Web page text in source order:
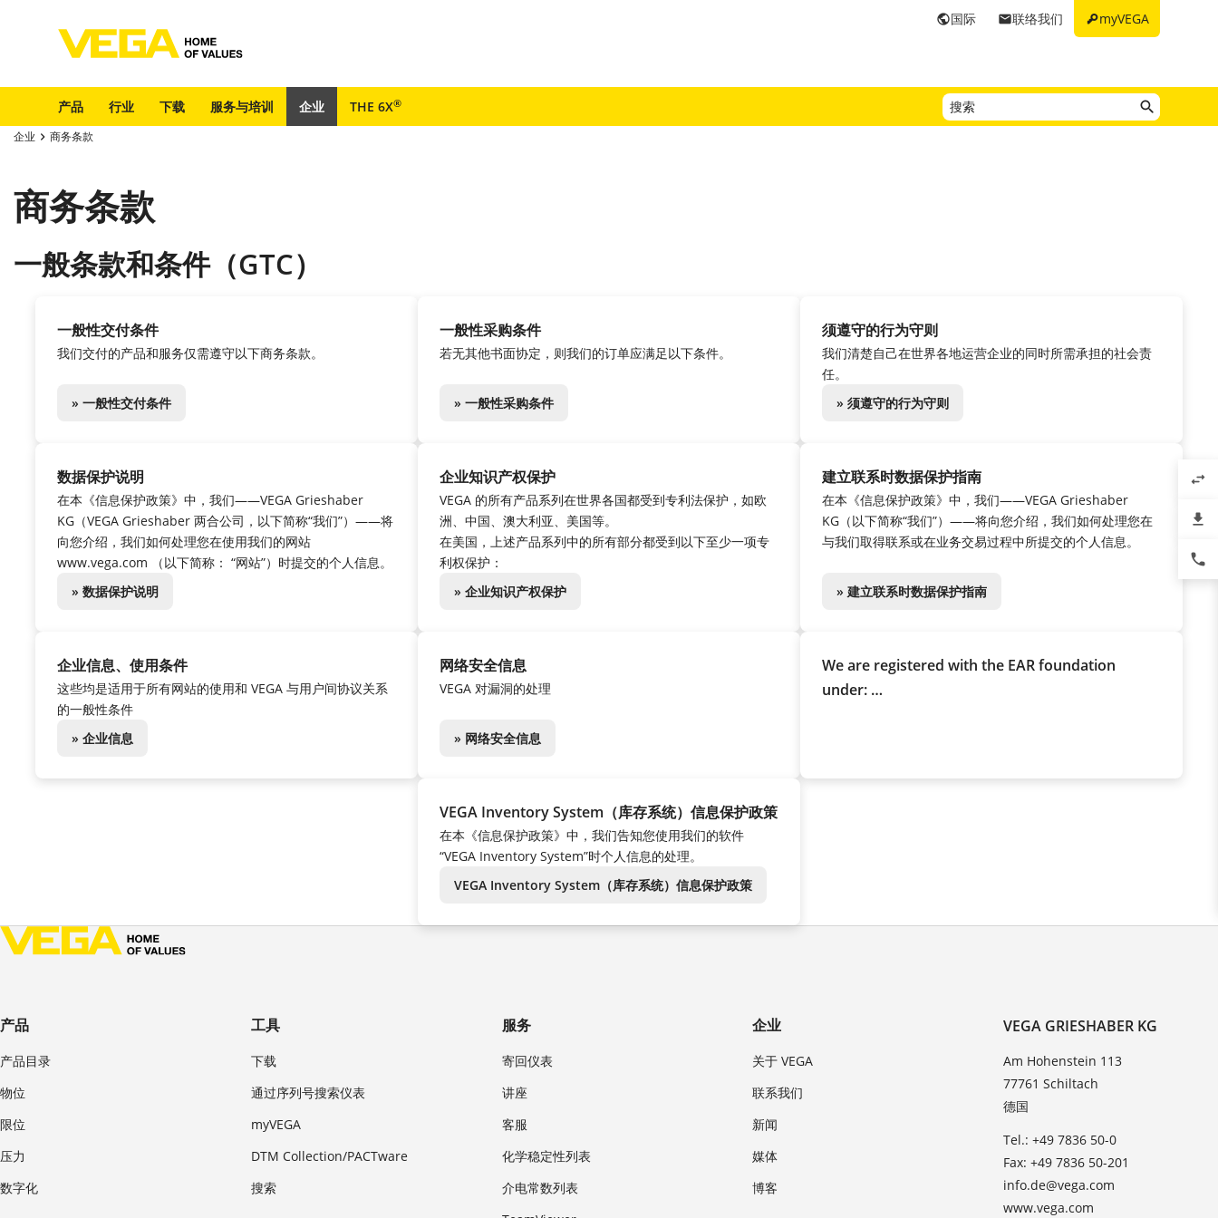
keymyVEGA
email联络我们
public国际
产品 行业 下载 服务与培训 企业 THE 6X®
企业 商务条款
商务条款
一般条款和条件（GTC）
一般性交付条件
我们交付的产品和服务仅需遵守以下商务条款。
» 一般性交付条件
一般性采购条件
若无其他书面协定，则我们的订单应满足以下条件。
» 一般性采购条件
须遵守的行为守则
我们清楚自己在世界各地运营企业的同时所需承担的社会责
任。
» 须遵守的行为守则
数据保护说明
在本《信息保护政策》中，我们——VEGA Grieshaber
KG（VEGA Grieshaber 两合公司，以下简称“我们”）——将
向您介绍，我们如何处理您在使用我们的网站
www.vega.com （以下简称： “网站”）时提交的个人信息。
» 数据保护说明
企业知识产权保护
VEGA 的所有产品系列在世界各国都受到专利法保护，如欧
洲、中国、澳大利亚、美国等。
在美国，上述产品系列中的所有部分都受到以下至少一项专
利权保护：
» 企业知识产权保护
建立联系时数据保护指南
在本《信息保护政策》中，我们——VEGA Grieshaber
KG（以下简称“我们”）——将向您介绍，我们如何处理您在
与我们取得联系或在业务交易过程中所提交的个人信息。
» 建立联系时数据保护指南
企业信息、使用条件
这些均是适用于所有网站的使用和 VEGA 与用户间协议关系
的一般性条件
» 企业信息
网络安全信息
VEGA 对漏洞的处理
» 网络安全信息
We are registered with the EAR foundation
under:
VEGA Inventory System（库存系统）信息保护政策
在本《信息保护政策》中，我们告知您使用我们的软件
“VEGA Inventory System”时个人信息的处理。
VEGA Inventory System（库存系统）信息保护政策
产品
产品目录
物位
限位
压力
数字化
工具
下载
通过序列号搜索仪表
myVEGA
DTM Collection/PACTware
搜索
服务
寄回仪表
讲座
客服
化学稳定性列表
介电常数列表
企业
关于 VEGA
联系我们
新闻
媒体
博客
VEGA GRIESHABER KG
Am Hohenstein 113
77761 Schiltach
德国
Tel.: +49 7836 50-0
Fax: +49 7836 50-201
info.de@vega.com
www.vega.com
swap_horiz
file_download
phone